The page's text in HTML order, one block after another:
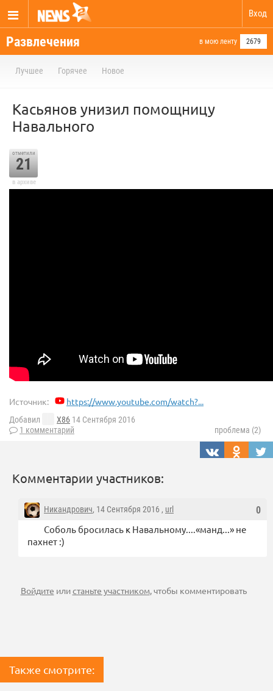
Вход
Развлечения в мою ленту 2679
Лучшее Горячее Новое
Касьянов унизил помощницу
Навального
отметили
21
в архиве
Источник: https://www.youtube.com/watch?...
Добавил X86 14 Сентября 2016
1 комментарий
проблема (2)
Комментарии участников:
0
Никандрович, 14 Сентября 2016 , url
Соболь бросилась к Навальному....«манд...» не
пахнет :)
Войдите илистаньте участником, чтобы комментировать
Также смотрите: